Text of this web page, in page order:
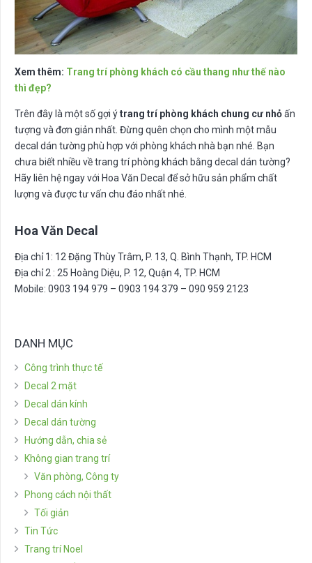
Xem thêm: Trang trí phòng khách có cầu thang như thế nào
thì đẹp?
Trên đây là một số gợi ýtrang trí phòng khách chung cư nhỏấn
tượng và đơn giản nhất. Đừng quên chọn cho mình một mẫu
decal dán tường phù hợp với phòng khách nhà bạn nhé. Bạn
chưa biết nhiều về trang trí phòng khách bằng decal dán tường?
Hãy liên hệ ngay với Hoa Văn Decal để sở hữu sản phẩm chất
lượng và được tư vấn chu đáo nhất nhé.
Hoa Văn Decal
Địa chỉ 1: 12 Đặng Thùy Trâm, P. 13, Q. Bình Thạnh, TP. HCM
Địa chỉ 2 : 25 Hoàng Diệu, P. 12, Quận 4, TP. HCM
Mobile: 0903 194 979 – 0903 194 379 – 090 959 2123
DANH MỤC
Công trình thực tế
Decal 2 mặt
Decal dán kính
Decal dán tường
Hướng dẫn, chia sẻ
Không gian trang trí
Văn phòng, Công ty
Phong cách nội thất
Tối giản
Tin Tức
Trang trí Noel